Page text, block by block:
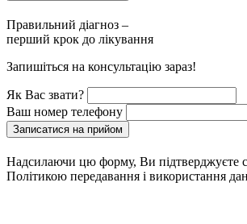
Правильний діагноз –
перший крок до лікування
Запишіться на консультацію зараз!
Як Вас звати?
Ваш номер телефону
Записатися на прийом
Надсилаючи цю форму, Ви підтверджуєте
Політикою передавання і використання